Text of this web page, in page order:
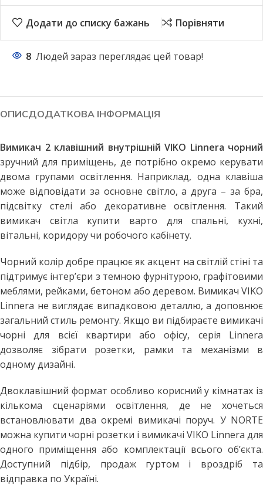
Додати до списку бажань Порівняти
8 Людей зараз переглядає цей товар!
ОПИСДОДАТКОВА ІНФОРМАЦІЯ
Вимикач 2 клавішний внутрішній VIKO Linnera чорний
зручний для приміщень, де потрібно окремо керувати
двома групами освітлення. Наприклад, одна клавіша
може відповідати за основне світло, а друга – за бра,
підсвітку стелі або декоративне освітлення. Такий
вимикач світла купити варто для спальні, кухні,
вітальні, коридору чи робочого кабінету.
Чорний колір добре працює як акцент на світлій стіні та
підтримує інтер’єри з темною фурнітурою, графітовими
меблями, рейками, бетоном або деревом. Вимикач VIKO
Linnera не виглядає випадковою деталлю, а доповнює
загальний стиль ремонту. Якщо ви підбираєте вимикачі
чорні для всієї квартири або офісу, серія Linnera
дозволяє зібрати розетки, рамки та механізми в
одному дизайні.
Двоклавішний формат особливо корисний у кімнатах із
кількома сценаріями освітлення, де не хочеться
встановлювати два окремі вимикачі поруч. У NORTE
можна купити чорні розетки і вимикачі VIKO Linnera для
одного приміщення або комплектації всього об’єкта.
Доступний підбір, продаж гуртом і вроздріб та
відправка по Україні.